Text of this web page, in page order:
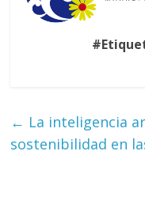
← La inteligencia
sostenibilidad en